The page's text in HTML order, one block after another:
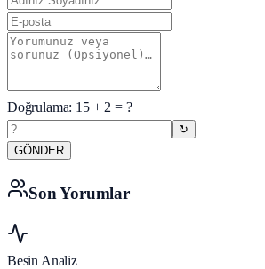
Doğrulama: 15+2 = ?
↻
GÖNDER
Son Yorumlar
Besin Analiz